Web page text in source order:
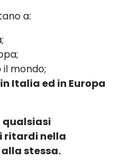
a:
mondo;
Italia ed in Europa
qualsiasi
ritardi nella
stessa.